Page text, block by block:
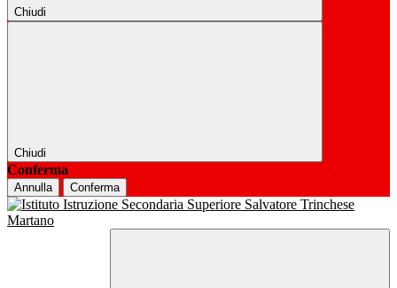
Chiudi
Chiudi
Conferma
Annulla Conferma